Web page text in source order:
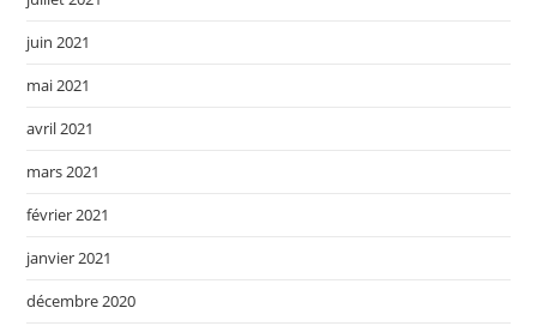
juin 2021
mai 2021
avril 2021
mars 2021
février 2021
janvier 2021
décembre 2020